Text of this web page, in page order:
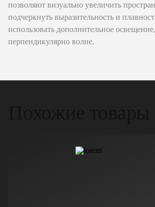
позволяют визуально увеличить
подчеркнуть выразительность и
использовать дополнительное
перпендикулярно волне.